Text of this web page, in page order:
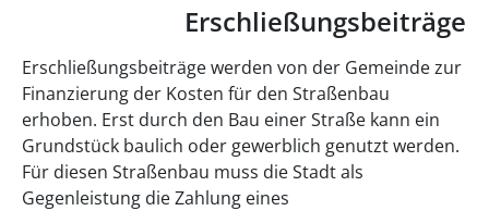
Erschließungsbeiträge
Erschließungsbeiträge werden von der Gemeinde zur
Finanzierung der Kosten für den Straßenbau
erhoben. Erst durch den Bau einer Straße kann ein
Grundstück baulich oder gewerblich genutzt werden.
Für diesen Straßenbau muss die Stadt als
Gegenleistung die Zahlung eines